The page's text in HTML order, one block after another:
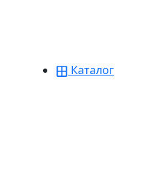
Каталог